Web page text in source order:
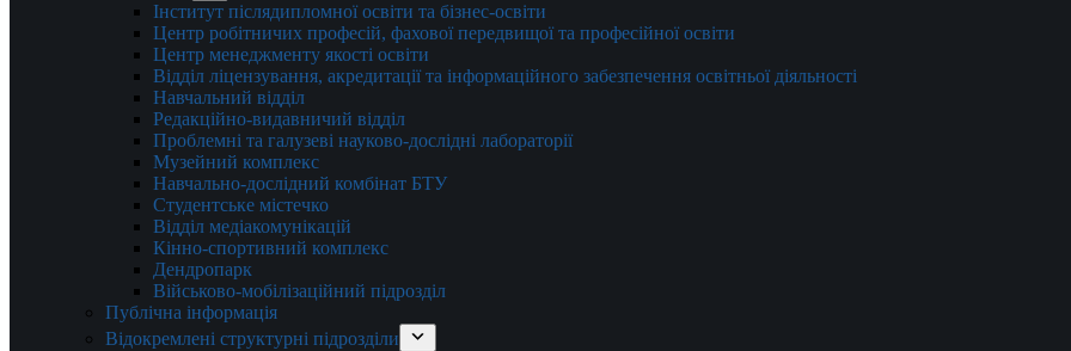
Інститут післядипломної освіти та бізнес-освіти
Центр робітничих професій, фахової передвищої та професійної освіти
Центр менеджменту якості освіти
Відділ ліцензування, акредитації та інформаційного забезпечення освітньої діяльності
Навчальний відділ
Редакційно-видавничий відділ
Проблемні та галузеві науково-дослідні лабораторії
Музейний комплекс
Навчально-дослідний комбінат БТУ
Студентське містечко
Відділ медіакомунікацій
Кінно-спортивний комплекс
Дендропарк
Військово-мобілізаційний підрозділ
Публічна інформація
Відокремлені структурні підрозділи